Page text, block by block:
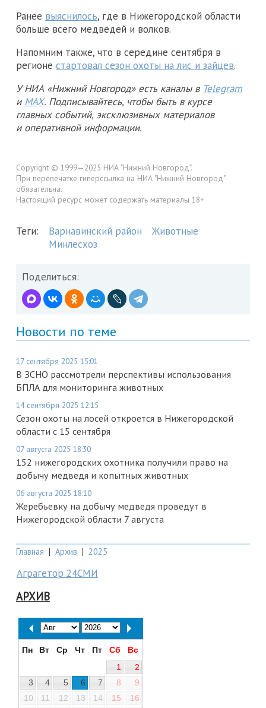
Ранее выяснилось, где в Нижегородской области
больше всего медведей и волков.
Напомним также, что в середине сентября в
регионе стартовал сезон охоты на лис и зайцев.
У НИА «Нижний Новгород» есть каналы в Telegram
и MAX. Подписывайтесь, чтобы быть в курсе
главных событий, эксклюзивных материалов
и оперативной информации.
Copyright © 1999—2025 НИА "Нижний Новгород".
При перепечатке гиперссылка на НИА "Нижний Новгород"
обязательна.
Настоящий ресурс может содержать материалы 18+
Теги: Варнавинский район
Животные
Минлесхоз
Поделиться:
Новости по теме
17 сентября 2025 15:01
В ЗСНО рассмотрели перспективы использования
БПЛА для мониторинга животных
14 сентября 2025 12:15
Сезон охоты на лосей откроется в Нижегородской
области с 15 сентября
07 августа 2025 18:30
152 нижегородских охотника получили право на
добычу медведя и копытных животных
06 августа 2025 18:10
Жеребьевку на добычу медведя проведут в
Нижегородской области 7 августа
Главная | Архив | 2025
Аграгетор 24СМИ
АРХИВ
Пн Вт Ср Чт Пт Сб
Вс
1
2
3
4 5 6 7 8
9
10
11 12 13 14 15
16